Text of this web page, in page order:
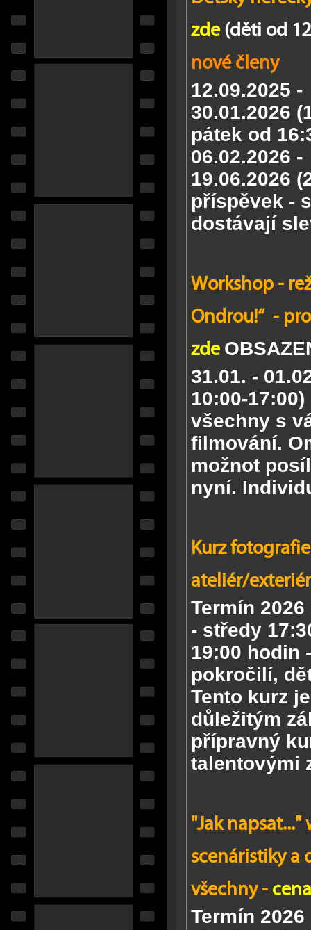
zde(děti od
nové členy
12.09.2025 -
30.01.2026
pátek od
06.02.2026 -
19.06.2026
příspěvek -
dostávají
Workshop -
Ondrou!“ -
zde
31.01. -
10:00-
všechnys
filmování.
možnot
nyní.
Kurz
ateliér/
Termín
-středy
19:00 hodin
pokročilí,
Tento kurz je
důležitým
přípravný
talentovými
"Jak
scenáristiky
všechny -
Termín